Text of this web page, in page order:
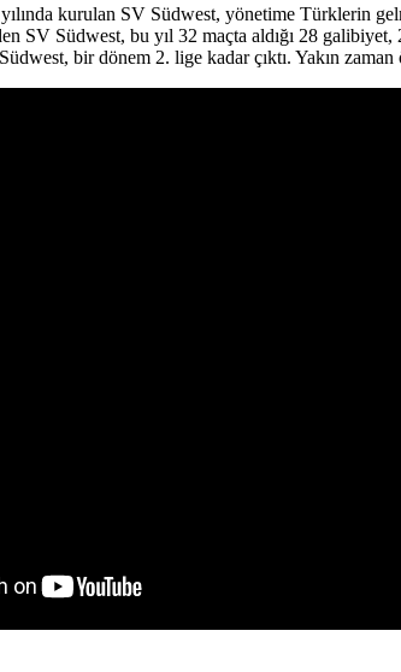
kurulan SV Südwest, yönetime Türklerin
SV Südwest, bu yıl 32 maçta aldığı 28
bir dönem 2. lige kadar çıktı. Yakın